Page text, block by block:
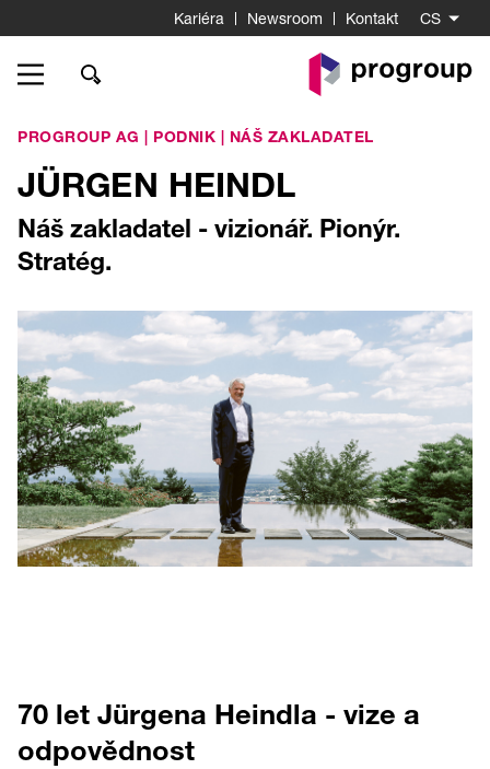
Kariéra Newsroom Kontakt CS
K
startovní
PROGROUP AG | PODNIK | NÁŠ ZAKLADATEL
JÜRGEN HEINDL
Náš zakladatel - vizionář. Pionýr.
Stratég.
70 let Jürgena Heindla - vize a
odpovědnost